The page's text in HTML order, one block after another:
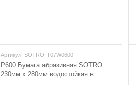
Артикул: SOTRO-T07W0600
P600 Бумага абразивная SOTRO
230мм x 280мм водостойкая в